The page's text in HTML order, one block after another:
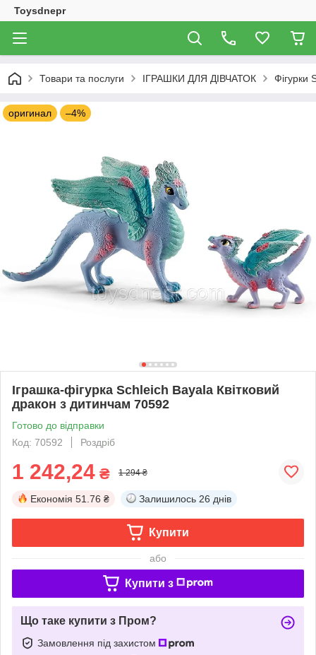
Toysdnepr
Товари та послуги ІГРАШКИ ДЛЯ ДІВЧАТОК Фігурки
оригинал –4%
Іграшка-фігурка Schleich Bayala Квітковий
дракон з дитинчам 70592
Готово до відправки
Код: ‎70592
Роздріб
1 242,24 ₴ 1 294 ₴
Економія 51.76 ₴ Залишилось 26 днів
Купити
або
Купити з
Що таке купити з Пром?
Замовлення під захистом